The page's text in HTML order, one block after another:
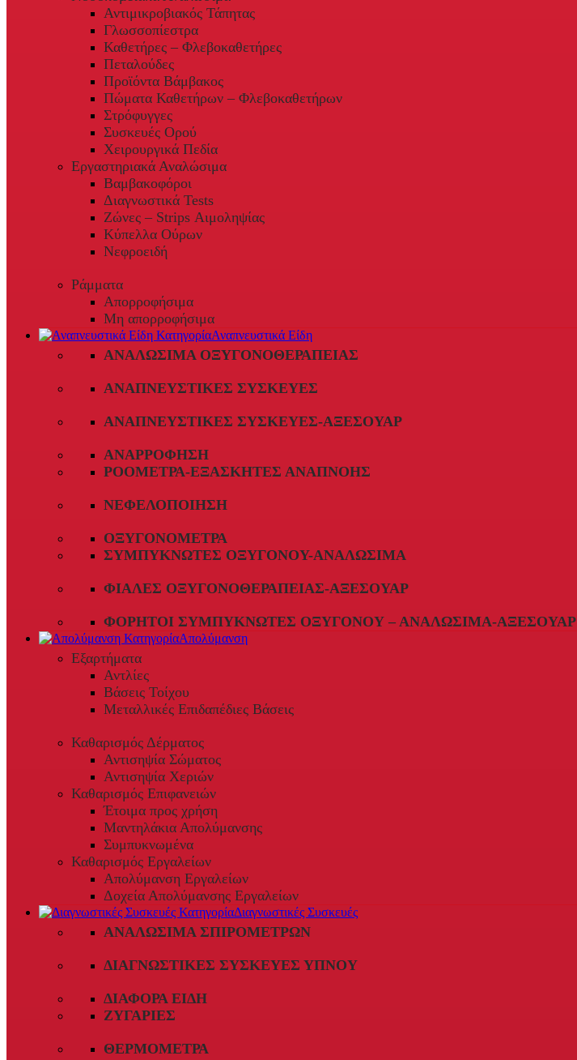
Αντιμικροβιακός Τάπητας
Γλωσσοπίεστρα
Καθετήρες – Φλεβοκαθετήρες
Πεταλούδες
Προϊόντα Βάμβακος
Πώματα Καθετήρων – Φλεβοκαθετήρων
Στρόφυγγες
Συσκευές Ορού
Χειρουργικά Πεδία
Εργαστηριακά Αναλώσιμα
Βαμβακοφόροι
Διαγνωστικά Tests
Ζώνες – Strips Αιμοληψίας
Κύπελλα Ούρων
Νεφροειδή
Ράμματα
Απορροφήσιμα
Μη απορροφήσιμα
Αναπνευστικά Είδη
ΑΝΑΛΏΣΙΜΑ ΟΞΥΓΟΝΟΘΕΡΑΠΕΊΑΣ
ΑΝΑΠΝΕΥΣΤΙΚΈΣ ΣΥΣΚΕΥΈΣ
ΑΝΑΠΝΕΥΣΤΙΚΈΣ ΣΥΣΚΕΥΈΣ-ΑΞΕΣΟΥΆΡ
ΑΝΑΡΡΌΦΗΣΗ
ΡΟΌΜΕΤΡΑ-ΕΞΑΣΚΗΤΈΣ ΑΝΑΠΝΟΉΣ
ΝΕΦΕΛΟΠΟΊΗΣΗ
ΟΞΥΓΟΝΌΜΕΤΡΑ
ΣΥΜΠΥΚΝΩΤΈΣ ΟΞΥΓΌΝΟΥ-ΑΝΑΛΏΣΙΜΑ
ΦΙΆΛΕΣ ΟΞΥΓΟΝΟΘΕΡΑΠΕΊΑΣ-ΑΞΕΣΟΥΆΡ
ΦΟΡΗΤΟΊ ΣΥΜΠΥΚΝΩΤΈΣ ΟΞΥΓΌΝΟΥ – ΑΝΑΛΏΣΙΜΑ-ΑΞΕΣΟΥΆΡ
Απολύμανση
Εξαρτήματα
Αντλίες
Βάσεις Τοίχου
Μεταλλικές Επιδαπέδιες Βάσεις
Καθαρισμός Δέρματος
Αντισηψία Σώματος
Αντισηψία Χεριών
Καθαρισμός Επιφανειών
Έτοιμα προς χρήση
Μαντηλάκια Απολύμανσης
Συμπυκνωμένα
Καθαρισμός Εργαλείων
Απολύμανση Εργαλείων
Δοχεία Απολύμανσης Εργαλείων
Διαγνωστικές Συσκευές
ΑΝΑΛΏΣΙΜΑ ΣΠΙΡΟΜΈΤΡΩΝ
ΔΙΑΓΝΩΣΤΙΚΈΣ ΣΥΣΚΕΥΈΣ ΎΠΝΟΥ
ΔΙΆΦΟΡΑ ΕΊΔΗ
ΖΥΓΑΡΙΈΣ
ΘΕΡΜΌΜΕΤΡΑ